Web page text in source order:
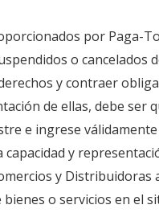
por Paga-
o
y contraer
de ellas, debe ser
e ingrese
y
y
o servicios en el